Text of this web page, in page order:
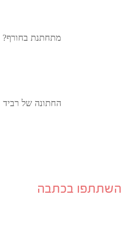
מתחתנת בחורף?
החתונה של רביד
השתתפו בכתבה